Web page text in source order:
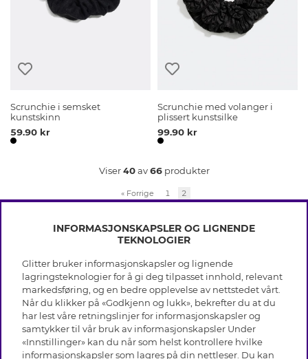
Scrunchie i semsket
kunstskinn
59.90 kr
Scrunchie med volanger i
plissert kunstsilke
99.90 kr
Viser40av66produkter
« Forrige 1 2
INFO
Vilkår
Personvern
Cookies
Medlemsvilkår
Jobb hos Glitter
OM GLITTER
Black Friday
Våre butikker
HJELP
INFORMASJONSKAPSLER OG LIGNENDE
TEKNOLOGIER
Glitter bruker informasjonskapsler og lignende
lagringsteknologier for å gi deg tilpasset innhold, relevant
markedsføring, og en bedre opplevelse av nettstedet vårt.
Når du klikker på «Godkjenn og lukk», bekrefter du at du
har lest våre retningslinjer for informasjonskapsler og
samtykker til vår bruk av informasjonskapsler Under
«Innstillinger» kan du når som helst kontrollere hvilke
informasjonskapsler som lagres på din nettleser. Du kan